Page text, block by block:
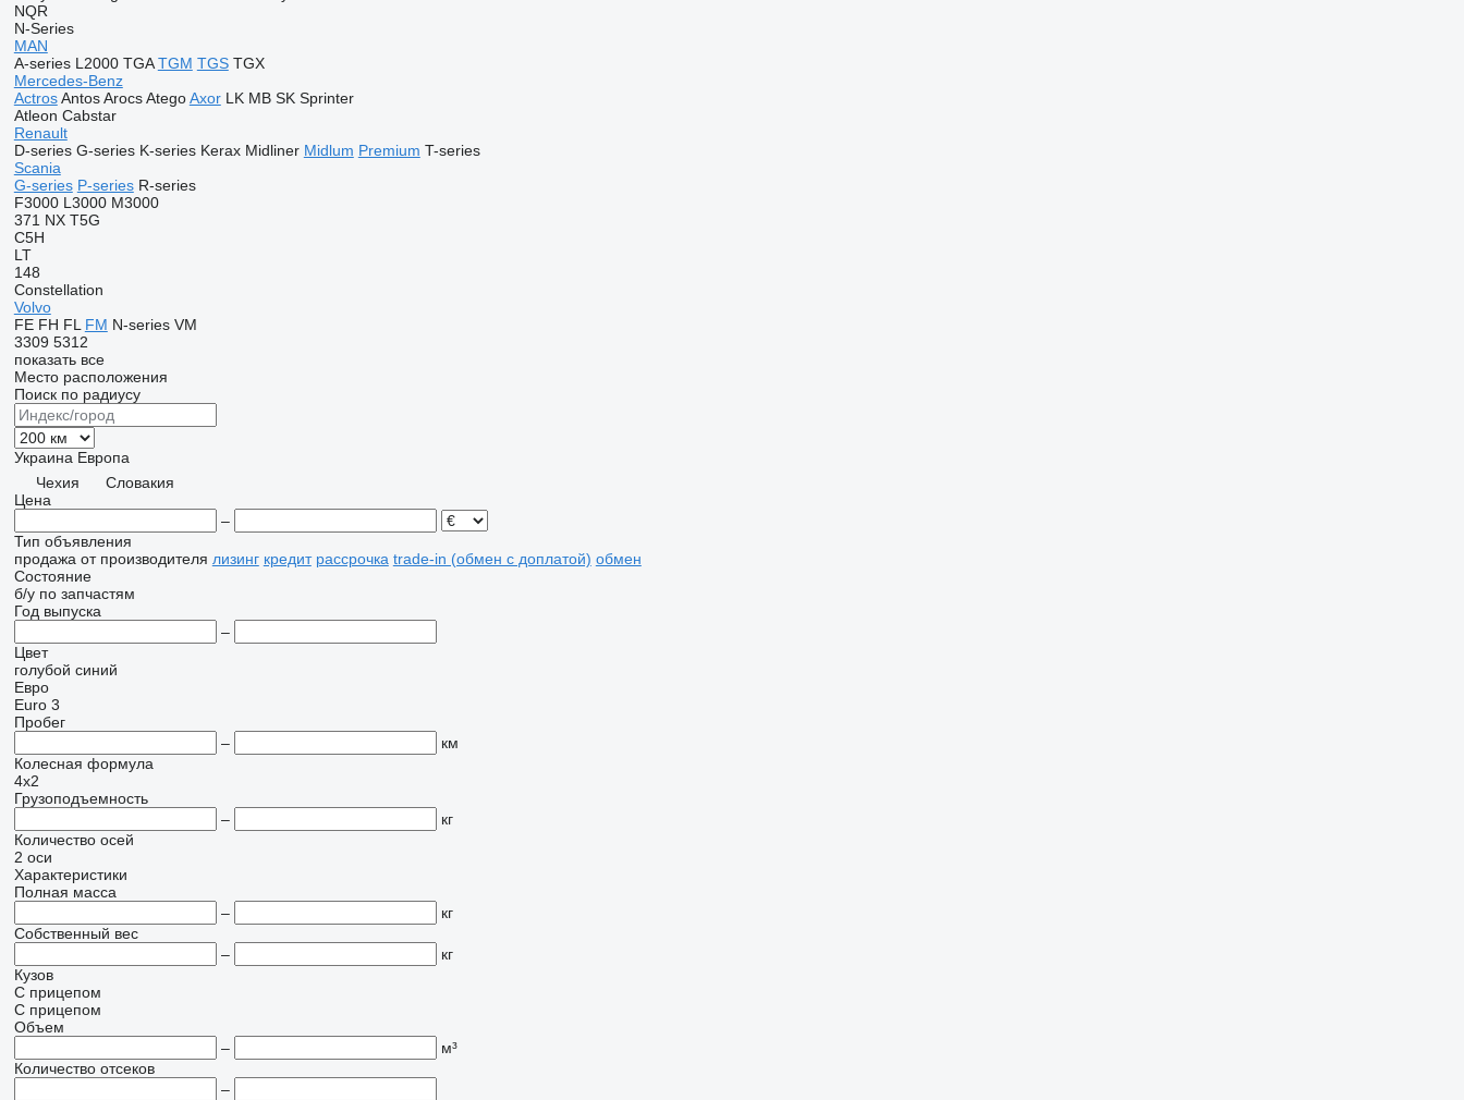
NQR
N-Series
MAN
A-series L2000 TGA TGM TGS TGX
Mercedes-Benz
Actros Antos Arocs Atego Axor LK MB SK Sprinter
Atleon Cabstar
Renault
D-series G-series K-series Kerax Midliner Midlum Premium T-series
Scania
G-series P-series R-series
F3000 L3000 M3000
371 NX T5G
C5H
LT
148
Constellation
Volvo
FE FH FL FM N-series VM
3309 5312
показать все
Место расположения
Поиск по радиусу
Украина Европа
Чехия
Словакия
Цена
–
Тип объявления
продажа от производителя лизинг кредит рассрочка trade-in (обмен с доплатой) обмен
Состояние
б/у по запчастям
Год выпуска
–
Цвет
голубой синий
Евро
Euro 3
Пробег
–
км
Колесная формула
4x2
Грузоподъемность
–
кг
Количество осей
2 оси
Характеристики
Полная масса
–
кг
Собственный вес
–
кг
Кузов
С прицепом
С прицепом
Объем
–
м³
Количество отсеков
–